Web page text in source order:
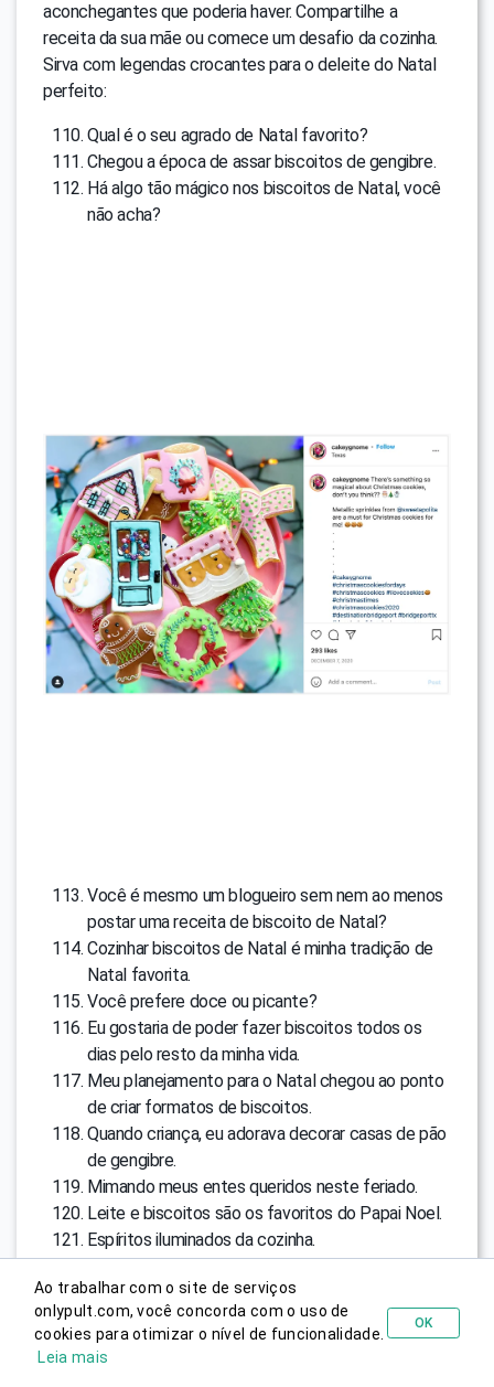
aconchegantes que poderia haver. Compartilhe a
receita da sua mãe ou comece um desafio da cozinha.
Sirva com legendas crocantes para o deleite do Natal
perfeito:
Qual é o seu agrado de Natal favorito?
Chegou a época de assar biscoitos de gengibre.
Há algo tão mágico nos biscoitos de Natal, você
não acha?
Você é mesmo um blogueiro sem nem ao menos
postar uma receita de biscoito de Natal?
Cozinhar biscoitos de Natal é minha tradição de
Natal favorita.
Você prefere doce ou picante?
Eu gostaria de poder fazer biscoitos todos os
dias pelo resto da minha vida.
Meu planejamento para o Natal chegou ao ponto
de criar formatos de biscoitos.
Quando criança, eu adorava decorar casas de pão
de gengibre.
Mimando meus entes queridos neste feriado.
Leite e biscoitos são os favoritos do Papai Noel.
Espíritos iluminados da cozinha.
Legendas de árvore de Natal
Ao escolher uma árvore, lembre-se de que a maioria das
Ao trabalhar com o site de serviços
onlypult.com, você concorda com o uso de
cookies para otimizar o nível de funcionalidade.
Leia mais
OK
Testar gratuitamente